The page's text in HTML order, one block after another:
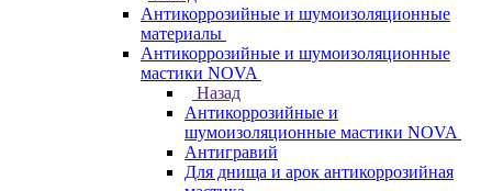
Антикоррозийные и шумоизоляционные
материалы
Антикоррозийные и шумоизоляционные
мастики NOVA
Назад
Антикоррозийные и
шумоизоляционные мастики NOVA
Антигравий
Для днища и арок антикоррозийная